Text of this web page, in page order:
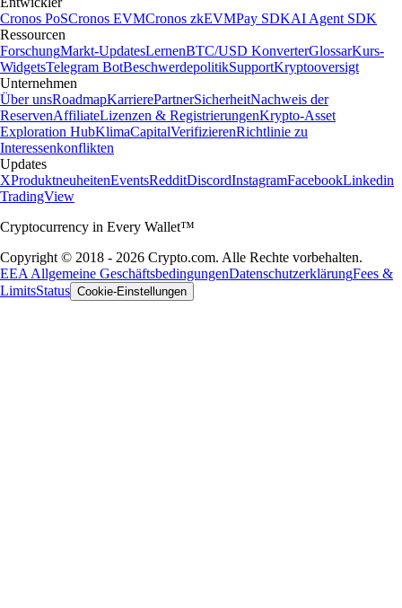
Cronos PoSCronos EVMCronos zkEVMPay SDKAI Agent SDK
Ressourcen
ForschungMarkt-UpdatesLernenBTC/USD KonverterGlossarKurs-
WidgetsTelegram BotBeschwerdepolitikSupportKryptooversigt
Unternehmen
Über unsRoadmapKarrierePartnerSicherheitNachweis der
ReservenAffiliateLizenzen & RegistrierungenKrypto-Asset
Exploration HubKlimaCapitalVerifizierenRichtlinie zu
Interessenkonflikten
Updates
XProduktneuheitenEventsRedditDiscordInstagramFacebookLinkedin
TradingView
Cryptocurrency in Every Wallet™
Copyright © 2018 - 2026 Crypto.com. Alle Rechte vorbehalten.
EEA Allgemeine GeschäftsbedingungenDatenschutzerklärungFees &
LimitsStatus Cookie-Einstellungen